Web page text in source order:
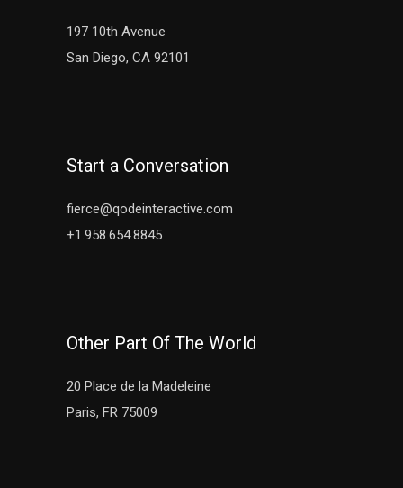
197 10th Avenue
San Diego, CA 92101
Start a Conversation
fierce@qodeinteractive.com
+1.958.654.8845
Other Part Of The World
20 Place de la Madeleine
Paris, FR 75009